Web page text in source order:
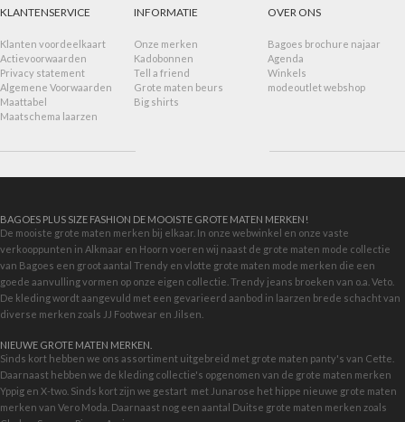
KLANTENSERVICE
Klanten voordeelkaart
Actievoorwaarden
Privacy statement
Algemene Voorwaarden
Maattabel
Maatschema laarzen
INFORMATIE
Onze merken
Kadobonnen
Tell a friend
Grote maten beurs
Big shirts
OVER ONS
Bagoes brochure najaar
Agenda
Winkels
modeoutlet webshop
BAGOES PLUS SIZE FASHION DE MOOISTE GROTE MATEN MERKEN!
De mooiste grote maten merken bij elkaar. In onze webwinkel en onze vaste
verkooppunten in Alkmaar en Hoorn voeren wij naast de grote maten mode collectie
van Bagoes een groot aantal Trendy en vlotte grote maten mode merken die een
goede aanvulling vormen op onze eigen collectie. Trendy jeans broeken van o.a. Veto.
De kleding wordt aangevuld met een gevarieerd aanbod in laarzen brede schachtvan
diverse merken zoals JJ Footwear en Jilsen.
NIEUWE GROTE MATEN MERKEN.
Sinds kort hebben we ons assortiment uitgebreid met grote maten panty's van Cette.
Daarnaast hebben we de kleding collectie's opgenomen van de grote maten merken
Yppig en X-two. Sinds kort zijn we gestart met Junarose het hippe nieuwe grote maten
merken van Vero Moda. Daarnaast nog een aantal Duitse grote maten merken zoals